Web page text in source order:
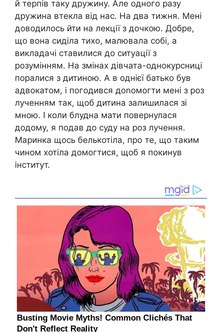
й терпів таку дружину. Але одного разу
дружина втекла від нас. На два тижня. Мені
доводилось йти на лекції з дочкою. Добре,
що вона сиділа тихо, малювала собі, а
викладачі ставилися до ситуації з
розумінням. На змінах дівчата-однокурсниці
поралися з дитиною. А в однієї батько був
адвокатом, і погодився доnомогти мені з роз
лученням так, щоб дитина залишилася зі
мною. І коли блудна мати повернулася
додому, я подав до суду на роз лучення.
Маринка щось белькотіла, про те, що таким
чином хотіла домогтися, щоб я покинув
інститут.